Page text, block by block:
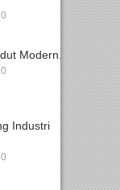
0
Modern...
0
Industri
0